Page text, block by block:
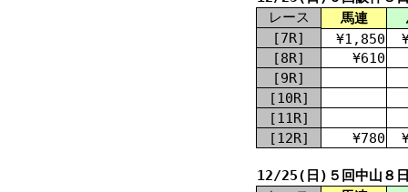
レース
馬連
[7R]
¥1,850
[8R]
¥610
[9R]
[10R]
[11R]
[12R]
¥780
12/25(日)５回中山８